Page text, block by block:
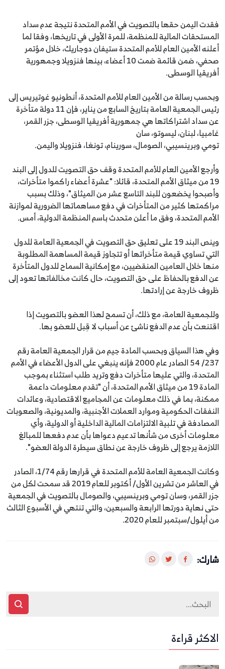
فقدت اليمن حقها بالتصويت في الأمم المتحدة نتيجة عدم سداد
المستحقات المالية للمنظمة، للمرة الأولى في تاريخها، وفقا لما
أعلنه الأمين العام للأمم المتحدة ستيفان دوجاريك، خلال مؤتمر
صحفي، ضمن قائمة ضمت 10 أعضاء، بينها فنزويلا وجمهورية
أفريقيا الوسطى.
وبحسب رسالة من الأمين العام للأمم المتحدة، أنطونيو غوتيريس إلى
رئيس الجمعية العامة بتاريخ السابع من يناير، فإن 11 دولة متأخرة
عن سداد اشتراكاتها هي جمهورية أفريقيا الوسطى، جزر القمر،
غامبيا، لبنان، ليسوتو، سان
تومي وبرينسيبي، الصومال، سورينام، تونغا، فنزويلا واليمن.
وأرجع الأمين العام للأمم المتحدة وقف حق التصويت للدول إلى البند
19 من ميثاق الأمم المتحدة، قائلا: "عشرة أعضاء راكموا متأخرات،
وأصبحوا يخضعون للبند التاسع عشر من الميثاق"، وذلك بسبب
مراكمتها كثير من المتأخرات في دفع مساهماتها الضرورية لموازنة
الأمم المتحدة، وفق ما أعلن متحدث باسم المنظمة الدولية، أمس.
وينص البند 19 على تعليق حق التصويت في الجمعية العامة للدول
التي تساوي قيمة متأخراتها أو تتجاوز قيمة المساهمة المطلوبة
منها خلال العامين المنقضيين، مع إمكانية السماح للدول المتأخرة
عن الدفع بالحفاظ على حق التصويت، حال كانت مخالفاتها تعود إلى
ظروف خارجة عن إرادتها.
وللجمعية العامة، مع ذلك، أن تسمح لهذا العضو بالتصويت إذا
اقتنعت بأن عدم الدفع ناشئ عن أسباب لا قِبل للعضو بها.
وفي هذا السياق وبحسب المادة جيم من قرار الجمعية العامة رقم
237/ 54 الصادر عام 2000 فإنه ينبغي على الدول الأعضاء في الأمم
المتحدة، والتي عليها متأخرات دفع وتريد طلب استثناء بموجب
المادة 19 من ميثاق الأمم المتحدة، أن "تقدم معلومات داعمة
ممكنة، بما في ذلك معلومات عن المجاميع الاقتصادية، وعائدات
النفقات الحكومية وموارد العملات الأجنبية، والمديونية، والصعوبات
المصادفة في تلبية الالتزامات المالية الداخلية أو الدولية، وأي
معلومات أخرى من شأنها تدعيم دعواها بأن عدم دفعها للمبالغ
اللازمة يرجع إلى ظروف خارجة عن نطاق سيطرة الدولة العضو".
وكانت الجمعية العامة للأمم المتحدة في قرارها رقم 1/74، الصادر
في العاشر من تشرين الأول/ أكتوبر للعام 2019 قد سمحت لكل من
جزر القمر، وسان تومي وبرينسيبي، والصومال بالتصويت في الجمعية
حتى نهاية دورتها الرابعة والسبعين، والتي تنتهي في الأسبوع الثالث
من أيلول/سبتمبر للعام 2020.
شارك:
الاكثر قراءة